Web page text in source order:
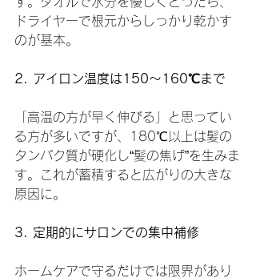
ドライヤーで根元からしっかり乾かす
のが基本。
2. アイロン温度は150〜160℃まで
「高温の方が早く伸びる」と思ってい
る方が多いですが、180℃以上は髪の
タンパク質が硬化し“髪の焦げ”を生みま
す。これが蓄積すると広がりの大きな
原因に。
3. 定期的にサロンでの集中補修
ホームケアで守るだけでは限界があり